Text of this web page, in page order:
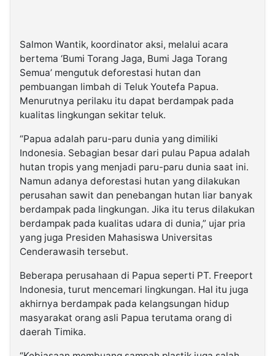
Salmon Wantik, koordinator aksi, melalui acara
bertema ‘Bumi Torang Jaga, Bumi Jaga Torang
Semua’ mengutuk deforestasi hutan dan
pembuangan limbah di Teluk Youtefa Papua.
Menurutnya perilaku itu dapat berdampak pada
kualitas lingkungan sekitar teluk.
“Papua adalah paru-paru dunia yang dimiliki
Indonesia. Sebagian besar dari pulau Papua adalah
hutan tropis yang menjadi paru-paru dunia saat ini.
Namun adanya deforestasi hutan yang dilakukan
perusahan sawit dan penebangan hutan liar banyak
berdampak pada lingkungan. Jika itu terus dilakukan
berdampak pada kualitas udara di dunia,” ujar pria
yang juga Presiden Mahasiswa Universitas
Cenderawasih tersebut.
Beberapa perusahaan di Papua seperti PT. Freeport
Indonesia, turut mencemari lingkungan. Hal itu juga
akhirnya berdampak pada kelangsungan hidup
masyarakat orang asli Papua terutama orang di
daerah Timika.